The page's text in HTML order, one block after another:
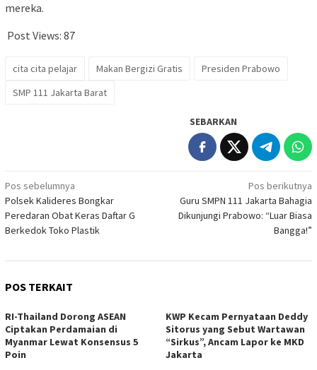
mereka.
Post Views: 87
cita cita pelajar Makan Bergizi Gratis
Presiden Prabowo
SMP 111 Jakarta Barat
SEBARKAN
Navigasi
pos
Pos sebelumnya
Polsek Kalideres Bongkar
Peredaran Obat Keras Daftar G
Berkedok Toko Plastik
Pos berikutnya
Guru SMPN 111 Jakarta Bahagia
Dikunjungi Prabowo: “Luar Biasa
Bangga!”
POS TERKAIT
RI-Thailand Dorong ASEAN
Ciptakan Perdamaian di
Myanmar Lewat Konsensus 5
Poin
KWP Kecam Pernyataan Deddy
Sitorus yang Sebut Wartawan
“Sirkus”, Ancam Lapor ke MKD
Jakarta